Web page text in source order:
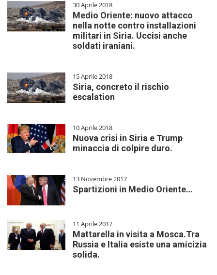
30 Aprile 2018
Medio Oriente: nuovo attacco
nella notte contro installazioni
militari in Siria. Uccisi anche
soldati iraniani.
15 Aprile 2018
Siria, concreto il rischio
escalation
10 Aprile 2018
Nuova crisi in Siria e Trump
minaccia di colpire duro.
13 Novembre 2017
Spartizioni in Medio Oriente…
11 Aprile 2017
Mattarella in visita a Mosca.Tra
Russia e Italia esiste una amicizia
solida.